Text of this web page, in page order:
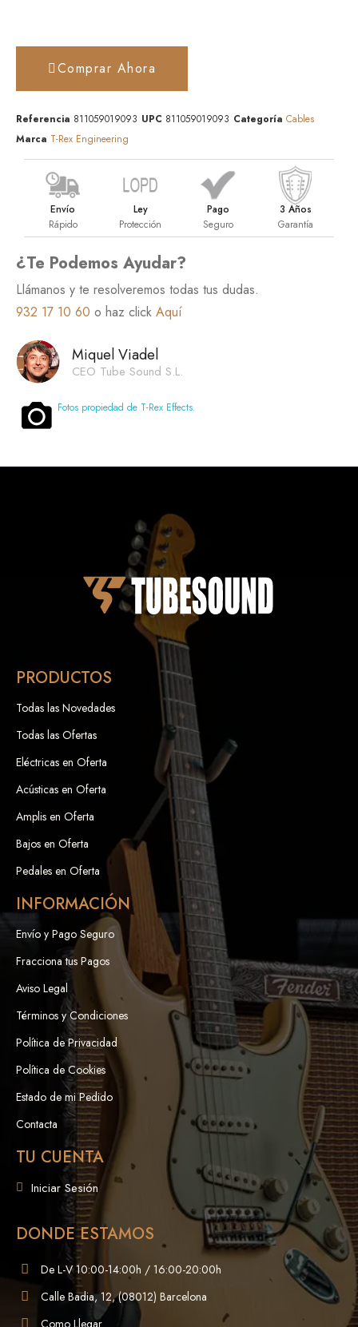
Comprar Ahora
Referencia 811059019093 UPC 811059019093 Categoría Cables
Marca T-Rex Engineering
Envío
Rápido
Ley
Protección
Pago
Seguro
3 Años
Garantía
¿Te Podemos Ayudar?
Llámanos y te resolveremos todas tus dudas.
932 17 10 60 o haz click Aquí
Miquel Viadel
CEO Tube Sound S.L.
Fotos propiedad de T-Rex Effects.
PRODUCTOS
Todas las Novedades
Todas las Ofertas
Eléctricas en Oferta
Acústicas en Oferta
Amplis en Oferta
Bajos en Oferta
Pedales en Oferta
INFORMACIÓN
Envío y Pago Seguro
Fracciona tus Pagos
Aviso Legal
Términos y Condiciones
Política de Privacidad
Política de Cookies
Estado de mi Pedido
Contacta
TU CUENTA
Iniciar Sesión
DONDE ESTAMOS
De L-V 10:00-14:00h / 16:00-20:00h
Calle Badia, 12, (08012) Barcelona
Como Llegar